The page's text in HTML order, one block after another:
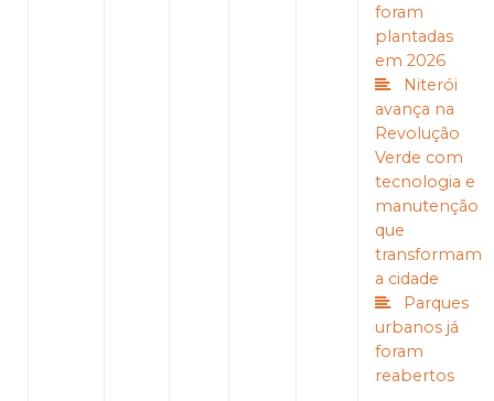
foram
plantadas
em 2026
Niterói
avança na
Revolução
Verde com
tecnologia e
manutenção
que
transformam
a cidade
Parques
urbanos já
foram
reabertos